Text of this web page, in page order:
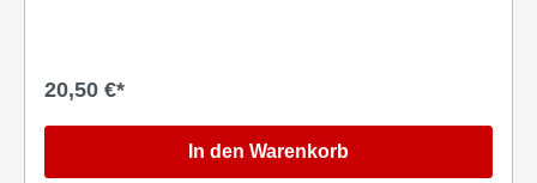
20,50 €*
In den Warenkorb